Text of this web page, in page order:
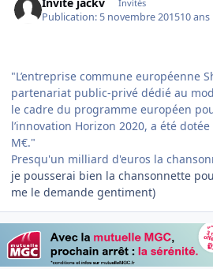
Invités
Publication: 5 novembre 201510 ans
"L’entreprise commune européenne
partenariat public-privé dédié au
le cadre du programme européen
l’innovation Horizon 2020, a été
M€."
Presqu'un milliard d'euros la
je pousserai bien la chansonnette
me le demande gentiment)